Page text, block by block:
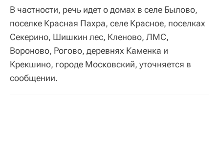
В частности, речь идет о домах в селе Былово,
поселке Красная Пахра, селе Красное, поселках
Секерино, Шишкин лес, Кленово, ЛМС,
Вороново, Рогово, деревнях Каменка и
Крекшино, городе Московский, уточняется в
сообщении.